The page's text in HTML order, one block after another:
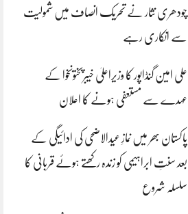
چودھری نثار نے تحریک انصاف میں شمولیت
سے انکاری رہے
علی امین گنڈاپور کا وزیراعلیٰ خیبرپختونخوا کے
عہدے سے مستعفی ہونے کا اعلان
پاکستان بھر میں نمازِ عیدالاضحی کی ادائیگی کے
بعد سنتِ ابراہیمی کو زندہ رکھتے ہوئے قربانی کا
سلسلہ شروع